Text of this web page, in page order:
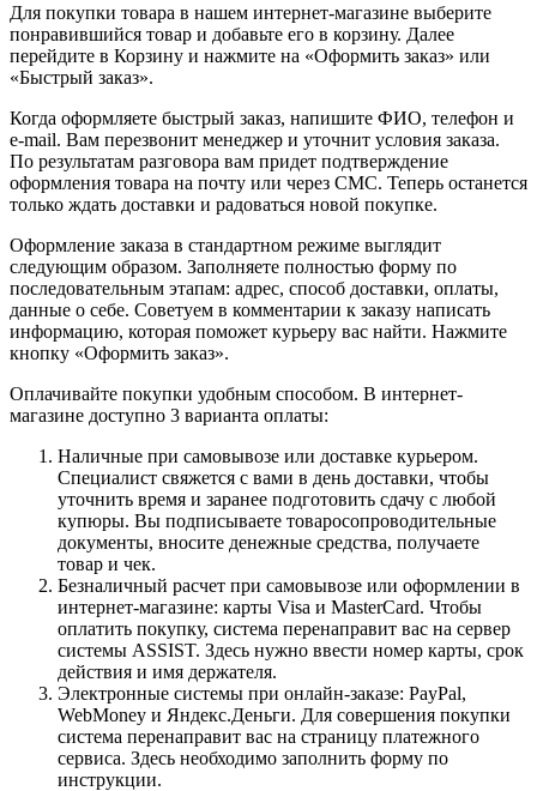
Для покупки товара в нашем интернет-магазине выберите
понравившийся товар и добавьте его в корзину. Далее
перейдите в Корзину и нажмите на «Оформить заказ» или
«Быстрый заказ».
Когда оформляете быстрый заказ, напишите ФИО, телефон и
e-mail. Вам перезвонит менеджер и уточнит условия заказа.
По результатам разговора вам придет подтверждение
оформления товара на почту или через СМС. Теперь останется
только ждать доставки и радоваться новой покупке.
Оформление заказа в стандартном режиме выглядит
следующим образом. Заполняете полностью форму по
последовательным этапам: адрес, способ доставки, оплаты,
данные о себе. Советуем в комментарии к заказу написать
информацию, которая поможет курьеру вас найти. Нажмите
кнопку «Оформить заказ».
Оплачивайте покупки удобным способом. В интернет-
магазине доступно 3 варианта оплаты:
Наличные при самовывозе или доставке курьером.
Специалист свяжется с вами в день доставки, чтобы
уточнить время и заранее подготовить сдачу с любой
купюры. Вы подписываете товаросопроводительные
документы, вносите денежные средства, получаете
товар и чек.
Безналичный расчет при самовывозе или оформлении в
интернет-магазине: карты Visa и MasterCard. Чтобы
оплатить покупку, система перенаправит вас на сервер
системы ASSIST. Здесь нужно ввести номер карты, срок
действия и имя держателя.
Электронные системы при онлайн-заказе: PayPal,
WebMoney и Яндекс.Деньги. Для совершения покупки
система перенаправит вас на страницу платежного
сервиса. Здесь необходимо заполнить форму по
инструкции.